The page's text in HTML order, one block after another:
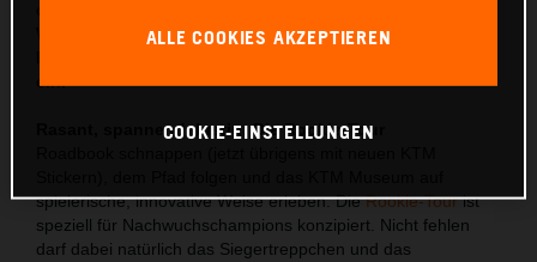
Workshops werden die Kids zu Designern und bei den
ein.
Rasant, spannend, lustig: Die Rookie-Tour
spielerische, innovative Weise erleben. DieRookie-Tourist
speziell für Nachwuchschampions konzipiert. Nicht fehlen
darf dabei natürlich das Siegertreppchen und das
ALLE COOKIES AKZEPTIEREN
COOKIE-EINSTELLUNGEN